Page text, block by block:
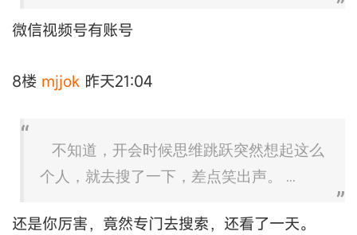
微信视频号有账号
8楼 mjjok 昨天21:04
不知道，开会时候思维跳跃突然想起这么
个人，就去搜了一下，差点笑出声。 ...
还是你厉害，竟然专门去搜索，还看了一天。